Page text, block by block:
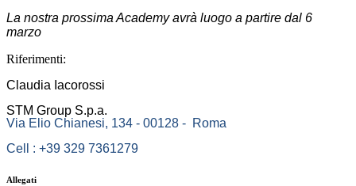
La nostra prossima Academy avrà luogo a partire dal 6
marzo
Riferimenti:
Claudia Iacorossi
STM Group S.p.a.
Via Elio Chianesi, 134 - 00128 - Roma
Cell : +39 329 7361279
Allegati